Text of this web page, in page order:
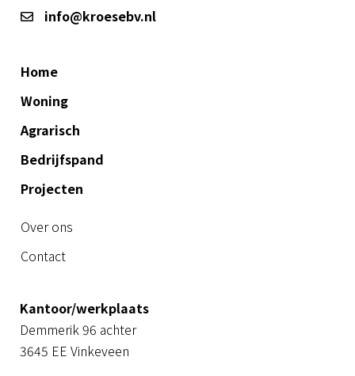
info@kroesebv.nl
Home
Woning
Agrarisch
Bedrijfspand
Projecten
Over ons
Contact
Kantoor/werkplaats
Demmerik 96 achter
3645 EE Vinkeveen